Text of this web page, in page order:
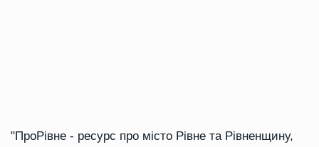
"ПроРівне - ресурс про місто Рівне та Рівненщину,